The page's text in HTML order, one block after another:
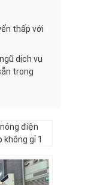
thấp với
dịch vụ
trong